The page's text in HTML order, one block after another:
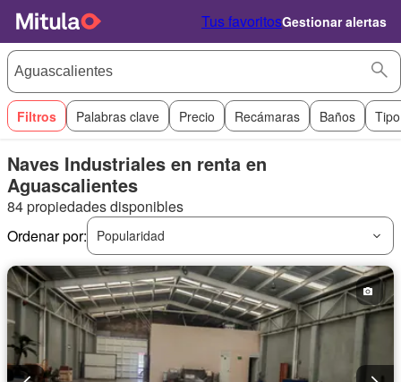
Tus favoritosGestionar alertas
Filtros Palabras clave Precio Recámaras Baños
Naves Industriales en renta en
Aguascalientes
84 propiedades disponibles
Ordenar por:
Popularidad